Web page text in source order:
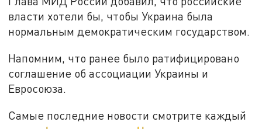
власти хотели бы, чтобы Украина была
нормальным демократическим государством.
Напомним, что ранее было ратифицировано
соглашение об ассоциации Украины и
Евросоюза.
Самые последние новости смотрите каждый